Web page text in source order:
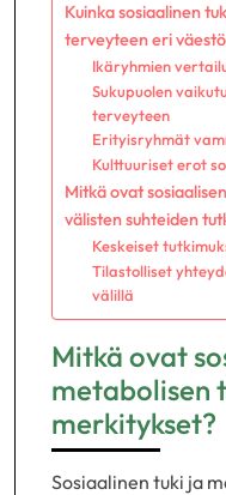
Kuinka sosiaalinen
terveyteen eri
Ikäryhmien
Sukupuolen
terveyteen
Erityisryhmät
Kulttuuriset erot
Mitkä ovat
välisten suhteiden
Keskeiset
Tilastolliset
välillä
Mitkä ovat
metabolisen
merkitykset?
Sosiaalinen tuki ja